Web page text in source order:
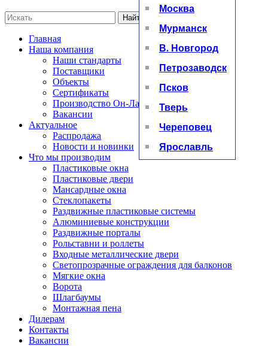
Москва
Мурманск
В. Новгород
Петрозаводск
Псков
Тверь
Череповец
Ярославль
Найти
Главная
Наша компания
Наши стандарты
Поставщики
Объекты
Сертификаты
Производство Он-Лайн
Вакансии
Актуальное
Распродажа
Новости и новинки
Что мы производим
Пластиковые окна
Пластиковые двери
Мансардные окна
Стеклопакеты
Раздвижные пластиковые системы
Алюминиевые конструкции
Раздвижные порталы
Рольставни и роллеты
Входные металлические двери
Светопрозрачные ограждения для балконов
Мягкие окна
Ворота
Шлагбаумы
Монтажная пена
Дилерам
Контакты
Вакансии